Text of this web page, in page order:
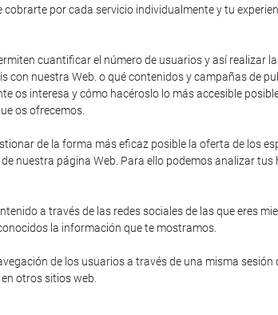
por cada servicio individualmente y tu
cuantificar el número de usuarios y así realizar
nuestra Web. o qué contenidos y campañas de
os interesa y cómo hacéroslo lo más accesible
os ofrecemos.
de la forma más eficaz posible la oferta de los
nuestra página Web. Para ello podemos analizar
a través de las redes sociales de las que eres
la información que te mostramos.
de los usuarios a través de una misma sesión
otros sitios web.